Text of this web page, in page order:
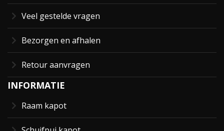
Veel gestelde vragen
Bezorgen en afhalen
Retour aanvragen
INFORMATIE
Raam kapot